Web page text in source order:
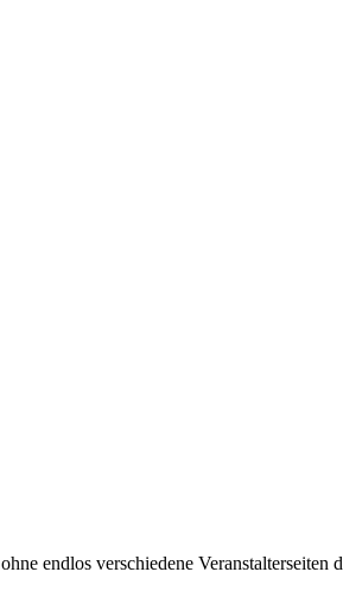
endlos verschiedene Veranstalterseiten